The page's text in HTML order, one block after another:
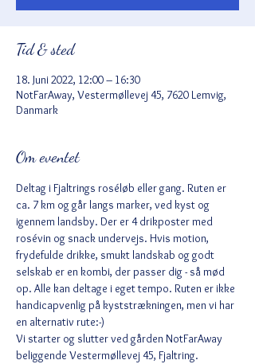
Tid & sted
18. Juni 2022, 12:00 – 16:30
NotFarAway, Vestermøllevej 45, 7620 Lemvig,
Danmark
Om eventet
Deltag i Fjaltrings roséløb eller gang. Ruten er
ca. 7 km og går langs marker, ved kyst og
igennem landsby. Der er 4 drikposter med
rosévin og snack undervejs. Hvis motion,
frydefulde drikke, smukt landskab og godt
selskab er en kombi, der passer dig - så mød
op. Alle kan deltage i eget tempo. Ruten er ikke
handicapvenlig på kyststrækningen, men vi har
en alternativ rute:-)
Vi starter og slutter ved gården NotFarAway
beliggende Vestermøllevej 45, Fjaltring.